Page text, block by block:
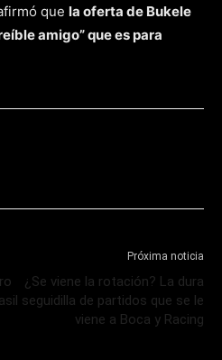
que la oferta de Bukele
amigo” que es para
Próxima noticia
¿Se viene la rotación? La dura
seguidilla de partidos que se le
viene a Boca y Racing